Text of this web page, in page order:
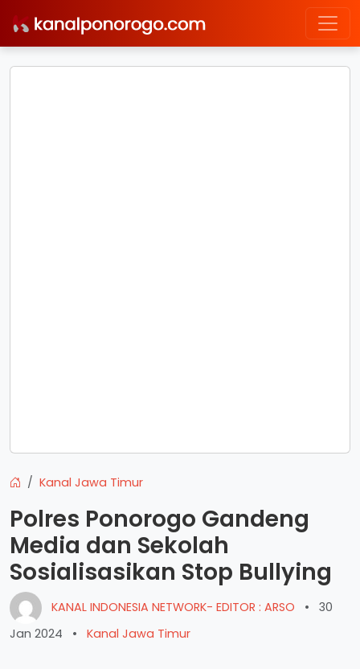
Kanal Jawa Timur
Polres Ponorogo Gandeng
Media dan Sekolah
Sosialisasikan Stop Bullying
KANAL INDONESIA NETWORK- EDITOR : ARSO •
30
Jan 2024
• Kanal Jawa Timur